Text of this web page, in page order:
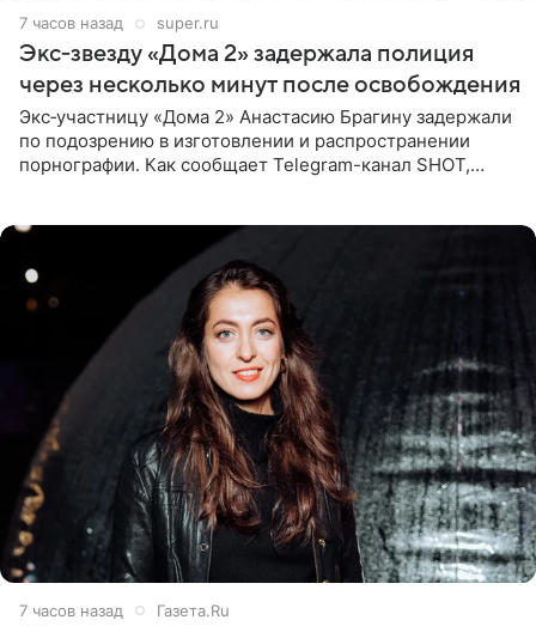
7 часов назад super.ru
Экс‑звезду «Дома 2» задержала полиция
через несколько минут после освобождения
Экс‑участницу «Дома 2» Анастасию Брагину задержали
по подозрению в изготовлении и распространении
порнографии. Как сообщает Telegram-канал SHOT,
7 часов назад Газета.Ru